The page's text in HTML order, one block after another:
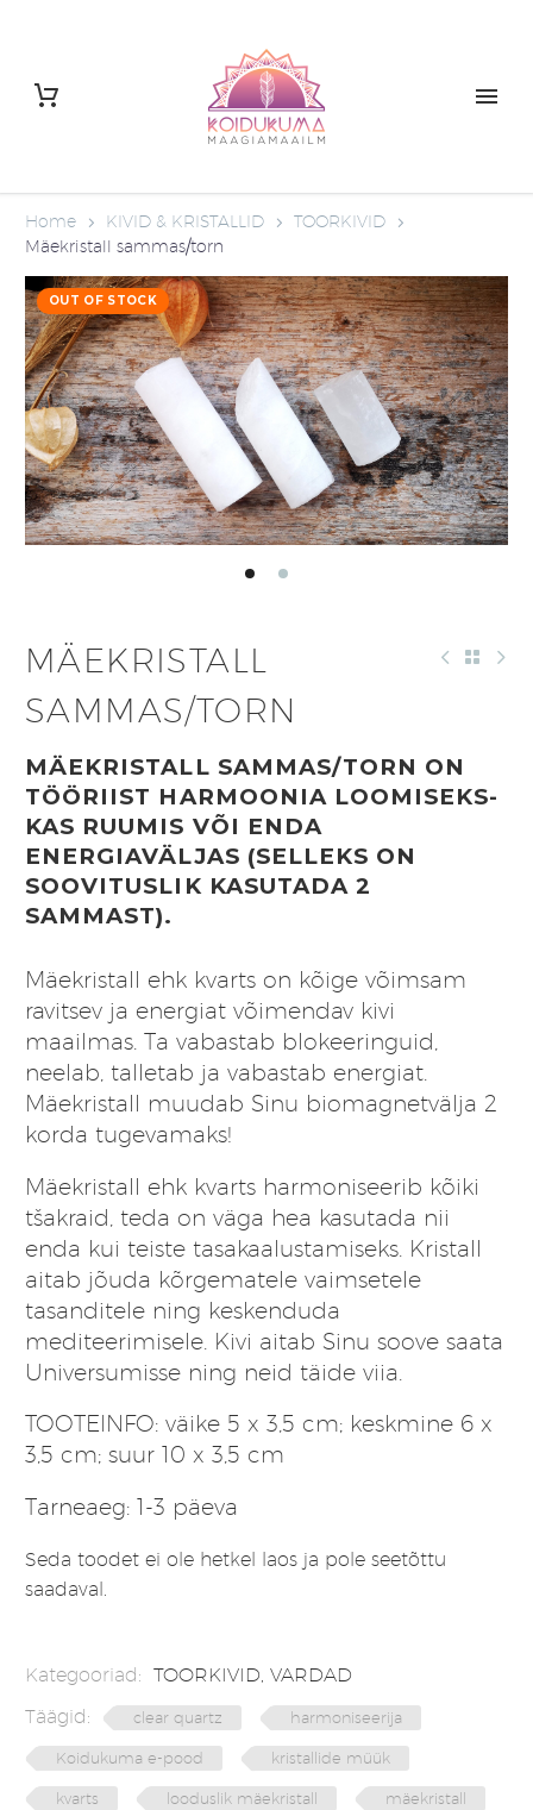
Home KIVID & KRISTALLID
TOORKIVID
Mäekristall sammas/torn
OUT OF STOCK
MÄEKRISTALL
SAMMAS/TORN
MÄEKRISTALL SAMMAS/TORN ON
TÖÖRIIST HARMOONIA LOOMISEKS-
KAS RUUMIS VÕI ENDA
ENERGIAVÄLJAS (SELLEKS ON
SOOVITUSLIK KASUTADA 2
SAMMAST).
Mäekristall ehk kvarts on kõige võimsam
ravitsev ja energiat võimendav kivi
maailmas. Ta vabastab blokeeringuid,
neelab, talletab ja vabastab energiat.
Mäekristall muudab Sinu biomagnetvälja 2
korda tugevamaks!
Mäekristall ehk kvarts harmoniseerib kõiki
tšakraid, teda on väga hea kasutada nii
enda kui teiste tasakaalustamiseks. Kristall
aitab jõuda kõrgematele vaimsetele
tasanditele ning keskenduda
mediteerimisele. Kivi aitab Sinu soove saata
Universumisse ning neid täide viia.
TOOTEINFO: väike 5 x 3,5 cm; keskmine 6 x
3,5 cm; suur 10 x 3,5 cm
Tarneaeg: 1-3 päeva
Seda toodet ei ole hetkel laos ja pole seetõttu
saadaval.
Kategooriad: TOORKIVID, VARDAD
Täägid:
clear quartz harmoniseerija
Koidukuma e-pood kristallide müük
kvarts looduslik mäekristall mäekristall